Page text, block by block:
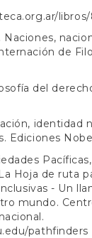
Naciones,
de
del
identidad
Ediciones
Hoja de ruta
- Un
mundo.
pathfinders